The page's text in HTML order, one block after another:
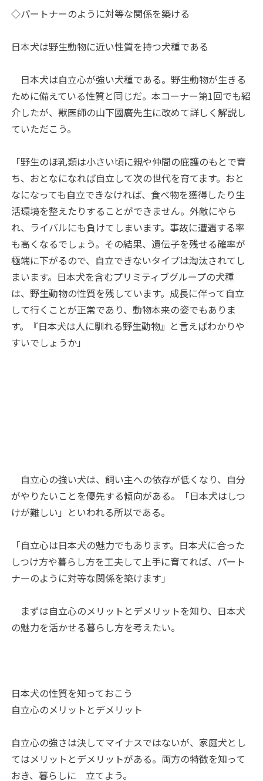
◇パートナーのように対等な関係を築ける
日本犬は野生動物に近い性質を持つ犬種である
日本犬は自立心が強い犬種である。野生動物が生きる
ために備えている性質と同じだ。本コーナー第1回でも紹
介したが、獣医師の山下國廣先生に改めて詳しく解説し
ていただこう。
「野生のほ乳類は小さい頃に親や仲間の庇護のもとで育
ち、おとなになれば自立して次の世代を育てます。おと
なになっても自立できなければ、食べ物を獲得したり生
活環境を整えたりすることができません。外敵にやら
れ、ライバルにも負けてしまいます。事故に遭遇する率
も高くなるでしょう。その結果、遺伝子を残せる確率が
極端に下がるので、自立できないタイプは淘汰されてし
まいます。日本犬を含むプリミティブグループの犬種
は、野生動物の性質を残しています。成長に伴って自立
して行くことが正常であり、動物本来の姿でもありま
す。『日本犬は人に馴れる野生動物』と言えばわかりや
すいでしょうか」
自立心の強い犬は、飼い主への依存が低くなり、自分
がやりたいことを優先する傾向がある。「日本犬はしつ
けが難しい」といわれる所以である。
「自立心は日本犬の魅力でもあります。日本犬に合った
しつけ方や暮らし方を工夫して上手に育てれば、パート
ナーのように対等な関係を築けます」
まずは自立心のメリットとデメリットを知り、日本犬
の魅力を活かせる暮らし方を考えたい。
日本犬の性質を知っておこう
自立心のメリットとデメリット
自立心の強さは決してマイナスではないが、家庭犬とし
てはメリットとデメリットがある。両方の特徴を知って
おき、暮らしに 立てよう。